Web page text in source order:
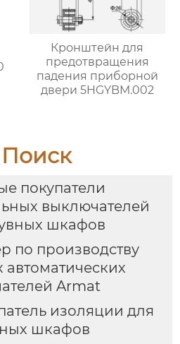
Кронштейн для
предотвращения
падения приборной
двери 5HGYBM.002
Поиск
покупатели
выключателей
шкафов
по производству
Armat
изоляции для
шкафов